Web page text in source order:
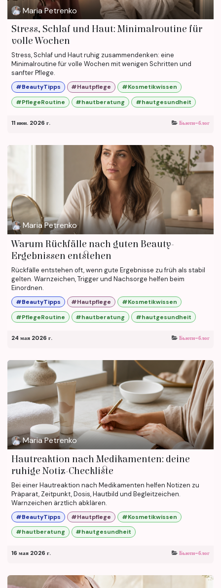
Maria Petrenko
Stress, Schlaf und Haut: Minimalroutine für
volle Wochen
Stress, Schlaf und Haut ruhig zusammendenken: eine
Minimalroutine für volle Wochen mit wenigen Schritten und
sanfter Pflege.
#BeautyTipps #Hautpflege
#Kosmetikwissen
#PflegeRoutine
#hautberatung #hautgesundheit
11 июн. 2026 г. Бьюти-блог
Maria Petrenko
Warum Rückfälle nach guten Beauty-
Ergebnissen entstehen
Rückfälle entstehen oft, wenn gute Ergebnisse zu früh als stabil
gelten. Warnzeichen, Trigger und Nachsorge helfen beim
Einordnen.
#BeautyTipps #Hautpflege
#Kosmetikwissen
#PflegeRoutine
#hautberatung #hautgesundheit
24 мая 2026 г. Бьюти-блог
Maria Petrenko
Hautreaktion nach Medikamenten: deine
ruhige Notiz-Checkliste
Bei einer Hautreaktion nach Medikamenten helfen Notizen zu
Präparat, Zeitpunkt, Dosis, Hautbild und Begleitzeichen.
Warnzeichen ärztlich abklären.
#BeautyTipps #Hautpflege
#Kosmetikwissen
#hautberatung
#hautgesundheit
16 мая 2026 г. Бьюти-блог